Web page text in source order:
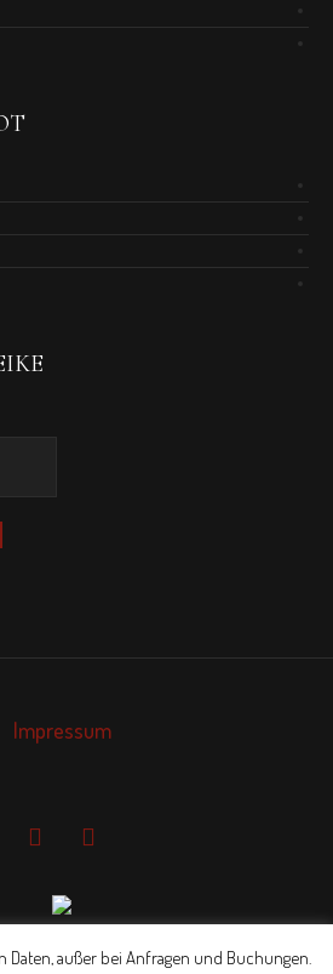
Impressum
außer bei Anfragen und Buchungen.